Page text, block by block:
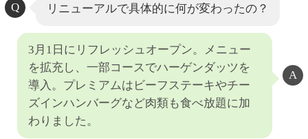
リニューアルで具体的に何が変わったの？
3月1日にリフレッシュオープン。メニュー
を拡充し、一部コースでハーゲンダッツを
導入。プレミアムはビーフステーキやチー
ズインハンバーグなど肉類も食べ放題に加
わりました。